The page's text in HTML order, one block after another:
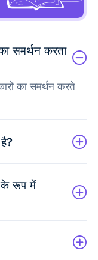
समर्थन करता
का समर्थन करते
के रूप में